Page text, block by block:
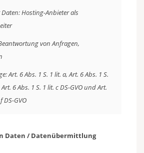
Hosting-Anbieter als
von Anfragen,
Art. 6 Abs. 1 S. 1 lit. a, Art. 6 Abs. 1 S.
Art. 6 Abs. 1 S. 1 lit. c DS-GVO und Art.
DS-GVO
Daten / Datenübermittlung